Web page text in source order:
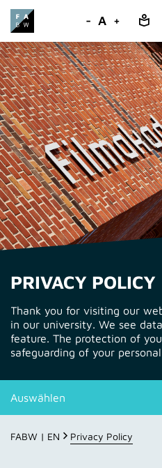
- A +
PRIVACY POLICY
Thank you for visiting our
in our university. We see
feature. The protection of
safeguarding of your
Auswählen
General information
FABW | EN Privacy Policy